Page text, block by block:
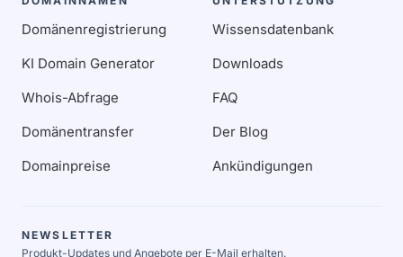
Domänenregistrierung
KI Domain Generator
Whois-Abfrage
Domänentransfer
Domainpreise
Wissensdatenbank
Downloads
FAQ
Der Blog
Ankündigungen
NEWSLETTER
Produkt-Updates und Angebote per E-Mail erhalten.